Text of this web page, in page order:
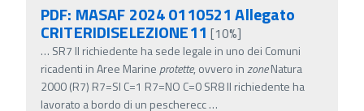
PDF: MASAF 2024 0110521 Allegato
CRITERIDISELEZIONE11 [10%]
… SR7 Il richiedente ha sede legale in uno dei Comuni
ricadenti in Aree Marine protette, ovvero inzoneNatura
2000 (R7) R7=SI C=1 R7=NO C=0 SR8 Il richiedente ha
lavorato a bordo di un pescherecc…